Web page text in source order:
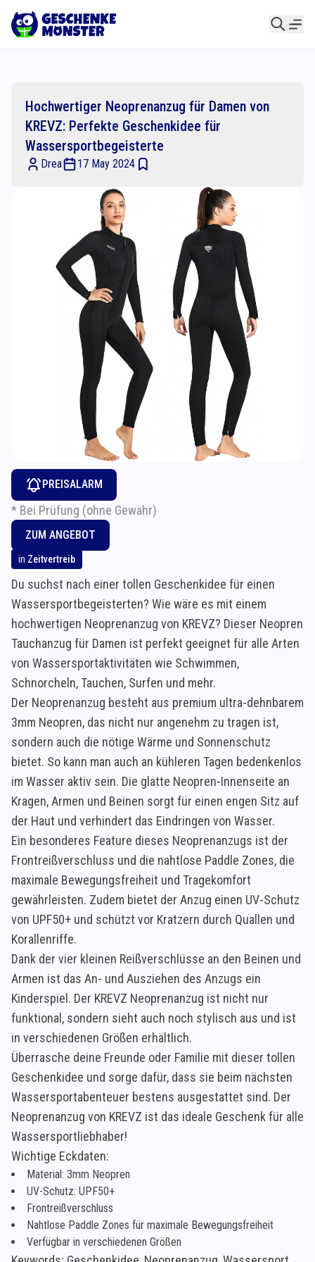
Hochwertiger Neoprenanzug für Damen von
KREVZ: Perfekte Geschenkidee für
Wassersportbegeisterte
Drea 17 May 2024
PREISALARM
* Bei Prüfung (ohne Gewähr)
ZUM ANGEBOT
in Zeitvertreib
Du suchst nach einer tollen Geschenkidee für einen
Wassersportbegeisterten? Wie wäre es mit einem
hochwertigen Neoprenanzug von KREVZ? Dieser Neopren
Tauchanzug für Damen ist perfekt geeignet für alle Arten
von Wassersportaktivitäten wie Schwimmen,
Schnorcheln, Tauchen, Surfen und mehr.
Der Neoprenanzug besteht aus premium ultra-dehnbarem
3mm Neopren, das nicht nur angenehm zu tragen ist,
sondern auch die nötige Wärme und Sonnenschutz
bietet. So kann man auch an kühleren Tagen bedenkenlos
im Wasser aktiv sein. Die glatte Neopren-Innenseite an
Kragen, Armen und Beinen sorgt für einen engen Sitz auf
der Haut und verhindert das Eindringen von Wasser.
Ein besonderes Feature dieses Neoprenanzugs ist der
Frontreißverschluss und die nahtlose Paddle Zones, die
maximale Bewegungsfreiheit und Tragekomfort
gewährleisten. Zudem bietet der Anzug einen UV-Schutz
von UPF50+ und schützt vor Kratzern durch Quallen und
Korallenriffe.
Dank der vier kleinen Reißverschlüsse an den Beinen und
Armen ist das An- und Ausziehen des Anzugs ein
Kinderspiel. Der KREVZ Neoprenanzug ist nicht nur
funktional, sondern sieht auch noch stylisch aus und ist
in verschiedenen Größen erhältlich.
Überrasche deine Freunde oder Familie mit dieser tollen
Geschenkidee und sorge dafür, dass sie beim nächsten
Wassersportabenteuer bestens ausgestattet sind. Der
Neoprenanzug von KREVZ ist das ideale Geschenk für alle
Wassersportliebhaber!
Wichtige Eckdaten:
Material: 3mm Neopren
UV-Schutz: UPF50+
Frontreißverschluss
Nahtlose Paddle Zones für maximale Bewegungsfreiheit
Verfügbar in verschiedenen Größen